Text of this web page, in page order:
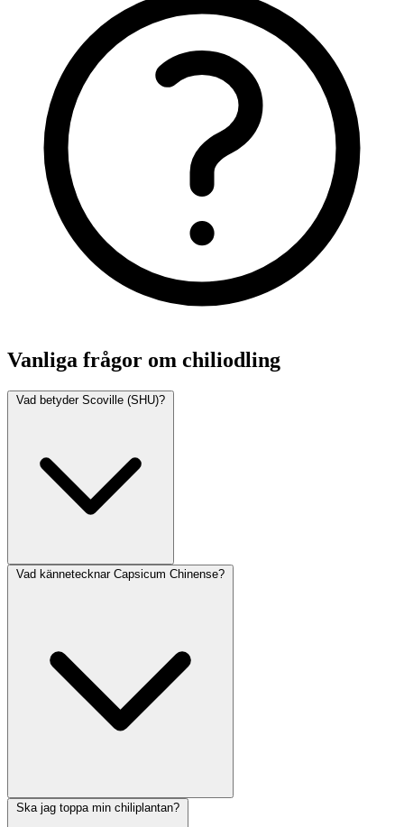
Vanliga frågor om chiliodling
Vad betyder Scoville (SHU)?
Vad kännetecknar Capsicum Chinense?
Ska jag toppa min chiliplantan?